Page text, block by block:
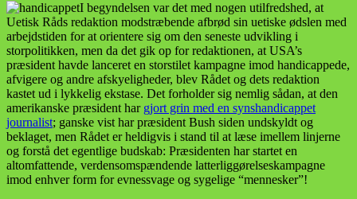
I begyndelsen var det med nogen utilfredshed, at
Uetisk Råds redaktion modstræbende afbrød sin uetiske ødslen med
arbejdstiden for at orientere sig om den seneste udvikling i
storpolitikken, men da det gik op for redaktionen, at USA’s
præsident havde lanceret en storstilet kampagne imod handicappede,
afvigere og andre afskyeligheder, blev Rådet og dets redaktion
kastet ud i lykkelig ekstase. Det forholder sig nemlig sådan, at den
amerikanske præsident har gjort grin med en synshandicappet
journalist; ganske vist har præsident Bush siden undskyldt og
beklaget, men Rådet er heldigvis i stand til at læse imellem linjerne
og forstå det egentlige budskab: Præsidenten har startet en
altomfattende, verdensomspændende latterliggørelseskampagne
imod enhver form for evnessvage og sygelige “mennesker”!